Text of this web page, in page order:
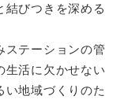
結びつきを深める
ステーションの管
生活に欠かせない
い地域づくりのた